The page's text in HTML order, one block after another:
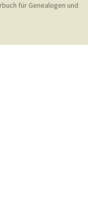
für Genealogen und